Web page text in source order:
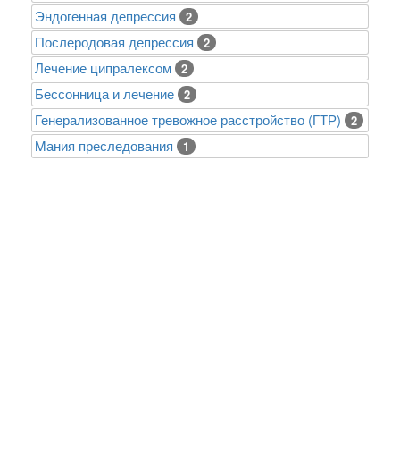
Эндогенная депрессия 2
Послеродовая депрессия 2
Лечение ципралексом 2
Бессонница и лечение 2
Генерализованное тревожное расстройство (ГТР) 2
Mания преследования 1